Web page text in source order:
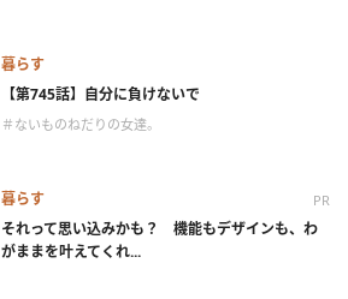
暮らす
【第745話】自分に負けないで
＃ないものねだりの女達。
暮らす PR
それって思い込みかも？ 機能もデザインも、わ
がままを叶えてくれ...